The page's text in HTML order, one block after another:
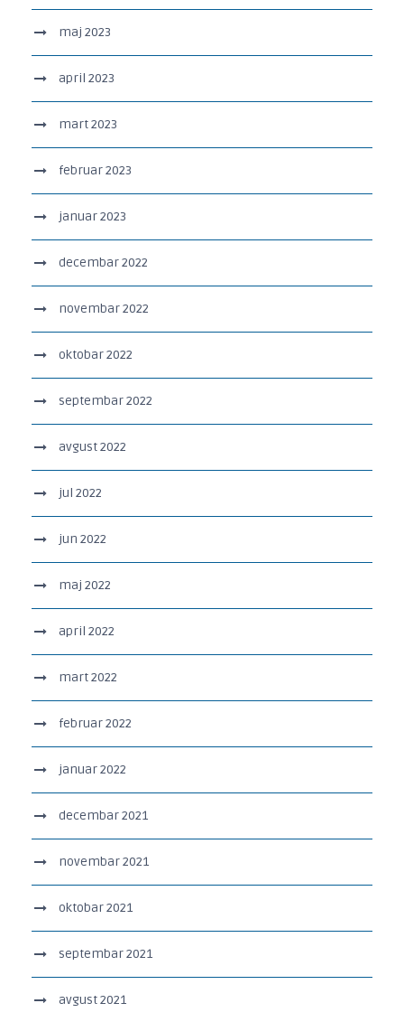
maj 2023
april 2023
mart 2023
februar 2023
januar 2023
decembar 2022
novembar 2022
oktobar 2022
septembar 2022
avgust 2022
jul 2022
jun 2022
maj 2022
april 2022
mart 2022
februar 2022
januar 2022
decembar 2021
novembar 2021
oktobar 2021
septembar 2021
avgust 2021